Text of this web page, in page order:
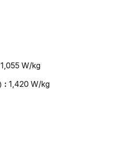
1,055 W/kg
1,420 W/kg